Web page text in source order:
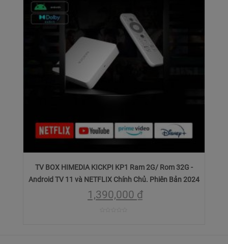
TV BOX HIMEDIA KICKPI KP1 Ram 2G/ Rom 32G -
Android TV 11 và NETFLIX Chính Chủ. Phiên Bản 2024
1,390,000 ₫